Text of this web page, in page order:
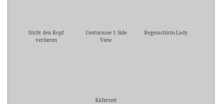
Nicht den Kopf
verlieren
Centurione 1 Side
View
Regenschirm-Lady
Käferzeit